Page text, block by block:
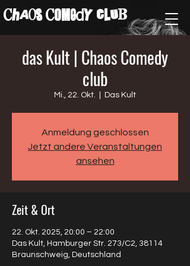
ChAos COMedY cLuB
das Kult | Chaos Comedy
club
Mi., 22. Okt. Das Kult
Anmeldung geschlossen
Jetzt andere Veranstaltungen
ansehen
Zeit & Ort
22. Okt. 2025, 20:00 – 22:00
Das Kult, Hamburger Str. 273/C2, 38114
Braunschweig, Deutschland